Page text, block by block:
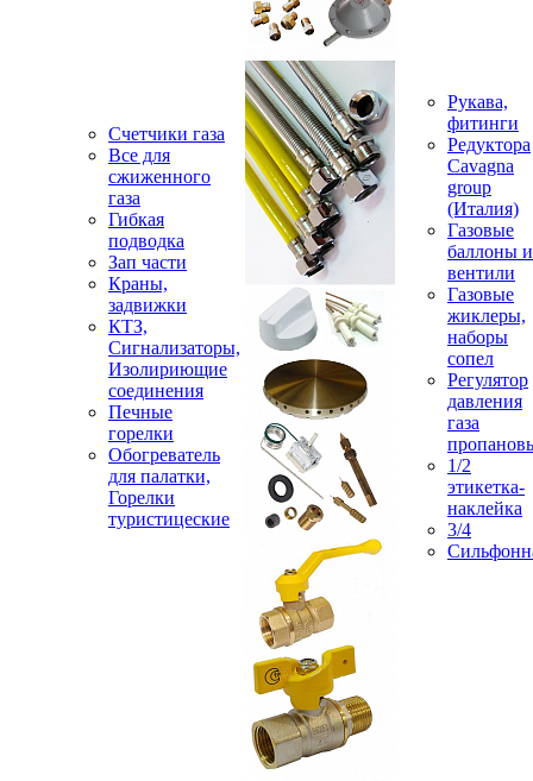
Счетчики газа
Все для
сжиженного
газа
Гибкая
подводка
Зап части
Краны,
задвижки
КТЗ,
Сигнализаторы,
Изолириющие
соединения
Печные
горелки
Обогреватель
для палатки,
Горелки
туристицеские
Рукава,
фитинги
Редуктора
Cavagna
group
(Италия)
Газовые
баллоны и
вентили
Газовые
жиклеры,
наборы
сопел
Регулятор
давления
газа
1/2
этикетка-
наклейка
3/4